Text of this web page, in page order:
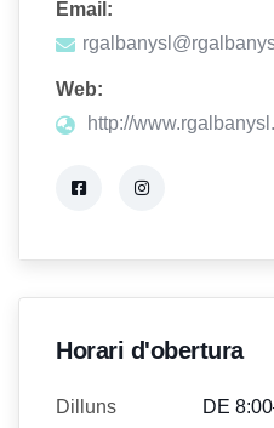
Email:
Web:
http://
Horari d'obertura
Dilluns DE